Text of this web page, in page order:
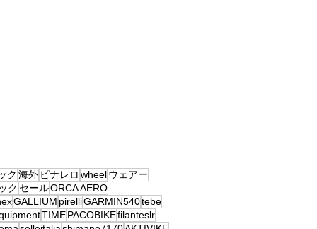
ク 海外 ピナレロ wheelウェアー
ク セールORCA AERO
GALLIUM pirelliGARMIN540tebe
TIMEPACOBIKEfilanteslr